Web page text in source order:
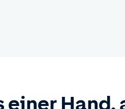
einer Hand,